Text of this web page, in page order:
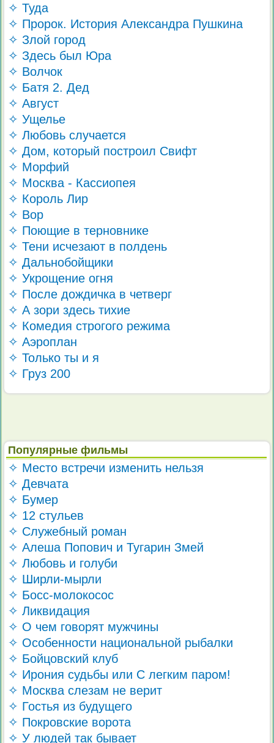
✧ Туда
✧ Пророк. История Александра Пушкина
✧ Злой город
✧ Здесь был Юра
✧ Волчок
✧ Батя 2. Дед
✧ Август
✧ Ущелье
✧ Любовь случается
✧ Дом, который построил Свифт
✧ Морфий
✧ Москва - Кассиопея
✧ Король Лир
✧ Вор
✧ Поющие в терновнике
✧ Тени исчезают в полдень
✧ Дальнобойщики
✧ Укрощение огня
✧ После дождичка в четверг
✧ А зори здесь тихие
✧ Комедия строгого режима
✧ Аэроплан
✧ Только ты и я
✧ Груз 200
Популярные фильмы
✧ Место встречи изменить нельзя
✧ Девчата
✧ Бумер
✧ 12 стульев
✧ Служебный роман
✧ Алеша Попович и Тугарин Змей
✧ Любовь и голуби
✧ Ширли-мырли
✧ Босс-молокосос
✧ Ликвидация
✧ О чем говорят мужчины
✧ Особенности национальной рыбалки
✧ Бойцовский клуб
✧ Ирония судьбы или С легким паром!
✧ Москва слезам не верит
✧ Гостья из будущего
✧ Покровские ворота
✧ У людей так бывает